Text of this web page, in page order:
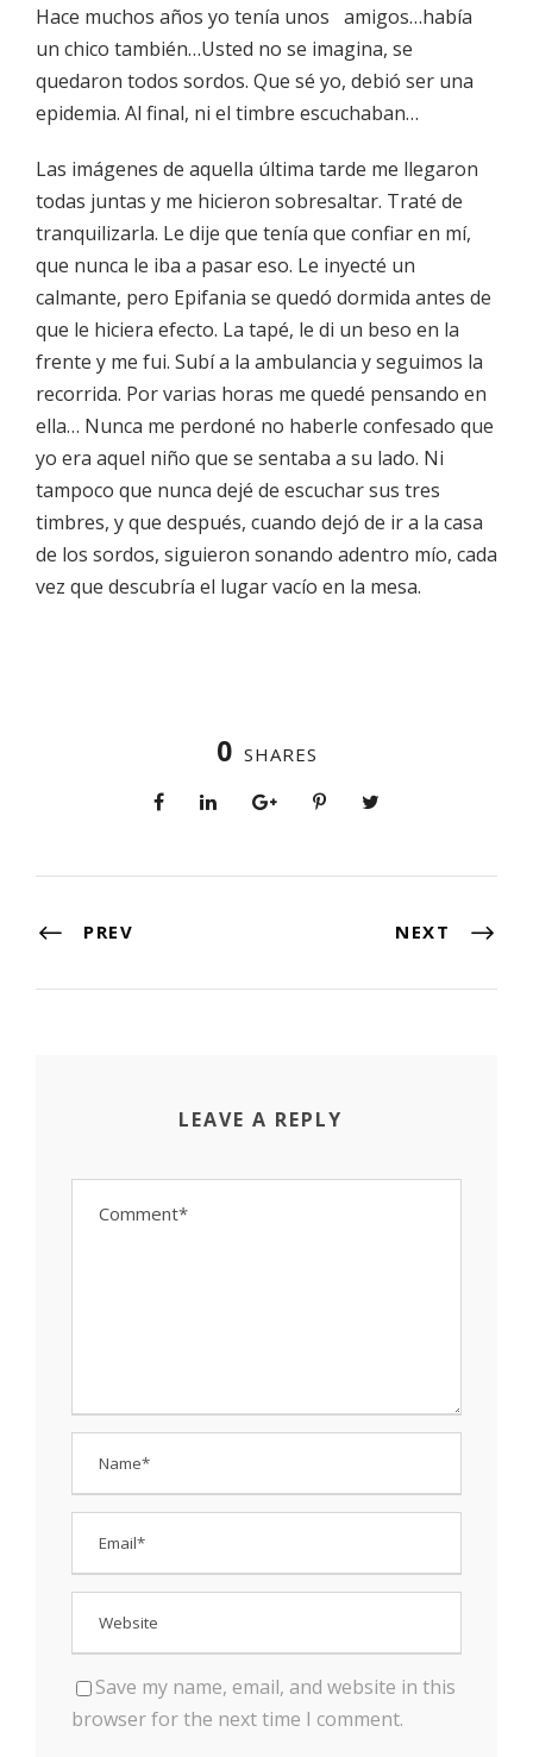
Hace muchos años yo tenía unos amigos…había
un chico también…Usted no se imagina, se
quedaron todos sordos. Que sé yo, debió ser una
epidemia. Al final, ni el timbre escuchaban…
Las imágenes de aquella última tarde me llegaron
todas juntas y me hicieron sobresaltar. Traté de
tranquilizarla. Le dije que tenía que confiar en mí,
que nunca le iba a pasar eso. Le inyecté un
calmante, pero Epifania se quedó dormida antes de
que le hiciera efecto. La tapé, le di un beso en la
frente y me fui. Subí a la ambulancia y seguimos la
recorrida. Por varias horas me quedé pensando en
ella… Nunca me perdoné no haberle confesado que
yo era aquel niño que se sentaba a su lado. Ni
tampoco que nunca dejé de escuchar sus tres
timbres, y que después, cuando dejó de ir a la casa
de los sordos, siguieron sonando adentro mío, cada
vez que descubría el lugar vacío en la mesa.
0 SHARES
PREV NEXT
LEAVE A REPLY
Save my name, email, and website in this
browser for the next time I comment.